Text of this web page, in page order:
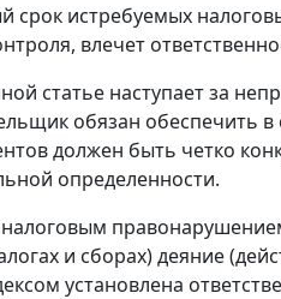
срок истребуемых
влечет
статье наступает за
обязан обеспечить в
должен быть четко
определенности.
налоговым
и сборах) деяние
установлена